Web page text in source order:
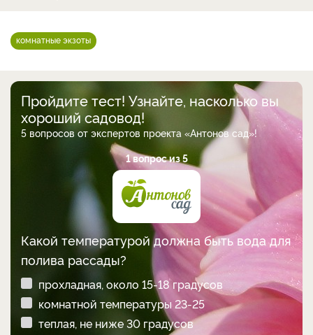
комнатные экзоты
Пройдите тест! Узнайте, насколько вы
хороший садовод!
5 вопросов от экспертов проекта «Антонов сад»!
1 вопрос из 5
Какой температурой должна быть вода для
полива рассады?
прохладная, около 15-18 градусов
комнатной температуры 23-25
теплая, не ниже 30 градусов